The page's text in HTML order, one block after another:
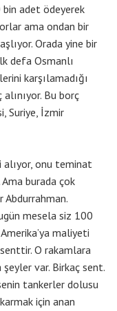
adet ödeyerek
ama ondan bir
Orada yine bir
defa Osmanlı
karşılamadığı
Bu borç
Suriye, İzmir
alıyor, onu teminat
burada çok
Abdurrahman.
mesela siz 100
maliyeti
O rakamlara
şeyler var. Birkaç sent.
tankerler dolusu
için anan